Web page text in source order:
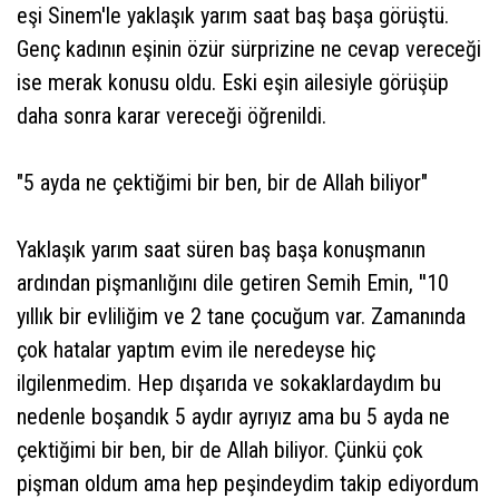
eşi Sinem'le yaklaşık yarım saat baş başa görüştü.
Genç kadının eşinin özür sürprizine ne cevap vereceği
ise merak konusu oldu. Eski eşin ailesiyle görüşüp
daha sonra karar vereceği öğrenildi.
"5 ayda ne çektiğimi bir ben, bir de Allah biliyor"
Yaklaşık yarım saat süren baş başa konuşmanın
ardından pişmanlığını dile getiren Semih Emin, ''10
yıllık bir evliliğim ve 2 tane çocuğum var. Zamanında
çok hatalar yaptım evim ile neredeyse hiç
ilgilenmedim. Hep dışarıda ve sokaklardaydım bu
nedenle boşandık 5 aydır ayrıyız ama bu 5 ayda ne
çektiğimi bir ben, bir de Allah biliyor. Çünkü çok
pişman oldum ama hep peşindeydim takip ediyordum